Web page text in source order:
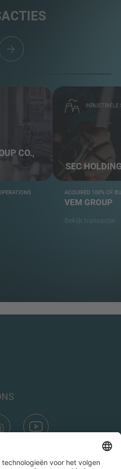
CO.,
INDUSTRIËLE
SEC
ACQUIRED 100% OF
VEM GROUP
Bekijk transactie
Wie is IMAP